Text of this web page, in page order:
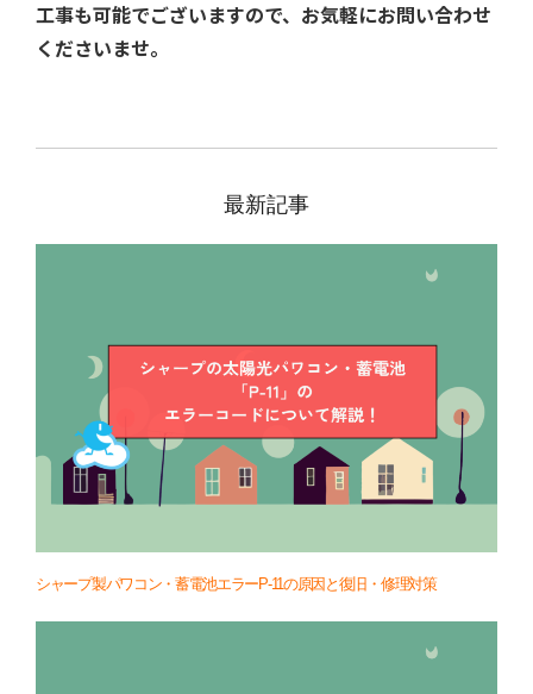
工事も可能でございますので、お気軽にお問い合わせ
くださいませ。
最新記事
シャープ製パワコン・蓄電池エラーP-11の原因と復旧・修理対策